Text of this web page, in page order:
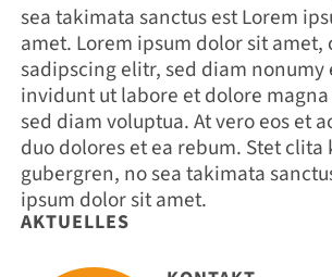
AKTUELLES
sea takimata sanctus est Lorem
amet. Lorem ipsum dolor sit amet,
sadipscing elitr, sed diam
invidunt ut labore et dolore
sed diam voluptua. At vero eos et
duo dolores et ea rebum. Stet clita
gubergren, no sea takimata
ipsum dolor sit amet.